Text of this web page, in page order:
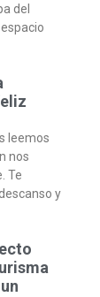
del
leemos
nos
Te
y